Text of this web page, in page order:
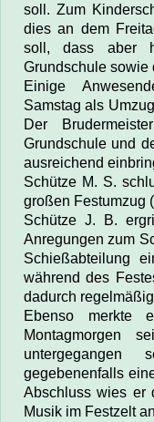
soll. Zum
dies an dem
soll, dass aber
Grundschule sowie
Einige
Samstag als
Der
Grundschule und
ausreichend
Schütze M. S.
großen Festumzug
Schütze J. B.
Anregungen zum
Schießabteilung
während des
dadurch
Ebenso merkte
Montagmorgen
gegebenenfalls
Abschluss wies er
Musik im Festzelt